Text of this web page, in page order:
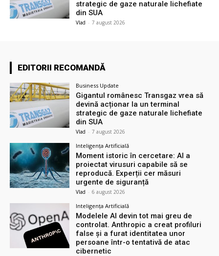
strategic de gaze naturale lichefiate
din SUA
Vlad - 7 august 2026
EDITORII RECOMANDĂ
Business Update
Gigantul românesc Transgaz vrea să
devină acționar la un terminal
strategic de gaze naturale lichefiate
din SUA
Vlad - 7 august 2026
Inteligența Artificială
Moment istoric în cercetare: AI a
proiectat virusuri capabile să se
reproducă. Experții cer măsuri
urgente de siguranță
Vlad - 6 august 2026
Inteligența Artificială
Modelele AI devin tot mai greu de
controlat. Anthropic a creat profiluri
false și a furat identitatea unor
persoane într-o tentativă de atac
cibernetic